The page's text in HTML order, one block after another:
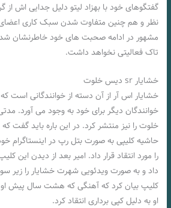
گفتگوهای خود با بهزاد لیتو دلیل جدایی اش از
نظر و هم چنین متفاوت شدن سبک کاری اعضای
مشهور در ادامه صحبت‌ های خود خاطرنشان
تاک فعالیتی نخواهد داشت.
خشایار sr دیس خلوت
خشایار اس آر از آن دسته از خوانندگانی است
خوانندگان دیگر برای خود به وجود می ‌آورد.
خلوت را نیز منتشر کرد. در این باره باید گفت
حاشیه کلیپی به صورت بتل رپ در اینستاگرام
را مورد انتقاد قرار داد. امیر بعد از دیدن
داد و به صورت ویدئویی شهرت خشایار را زیر
کلیپ بیان کرد که آهنگی که هشت سال پیش او
او به دلیل کپی برداری انتقاد کرد.